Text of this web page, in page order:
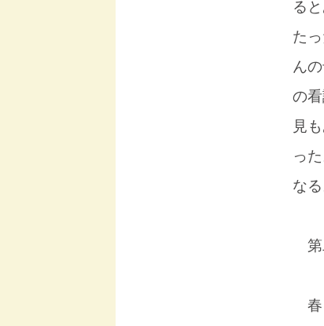
る
た
ん
の
見
っ
なる
第
春